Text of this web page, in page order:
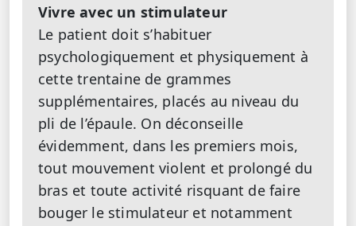
Vivre avec un stimulateur
Le patient doit s’habituer
psychologiquement et physiquement à
cette trentaine de grammes
supplémentaires, placés au niveau du
pli de l’épaule. On déconseille
évidemment, dans les premiers mois,
tout mouvement violent et prolongé du
bras et toute activité risquant de faire
bouger le stimulateur et notamment